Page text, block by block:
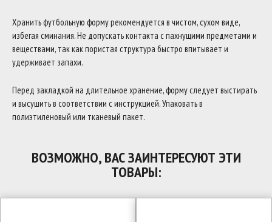
Хранить футбольную форму рекомендуется в чистом, сухом виде,
избегая сминания. Не допускать контакта с пахнущими предметами и
веществами, так как пористая структура быстро впитывает и
удерживает запахи.
Перед закладкой на длительное хранение, форму следует выстирать
и высушить в соответствии с инструкцией. Упаковать в
полиэтиленовый или тканевый пакет.
ВОЗМОЖНО, ВАС ЗАИНТЕРЕСУЮТ ЭТИ
ТОВАРЫ: